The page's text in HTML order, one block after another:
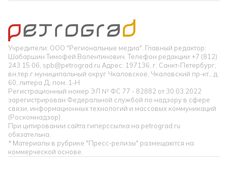
Учредители: ООО "Региональные медиа". Главный редактор:
Шабаршин Тимофей Валентинович. Телефон редакции +7 (812)
243 15 06, spb@petrograd.ru Адрес: 197136, г. Санкт-Петербург,
вн.тер.г.муниципальный округ Чкаловское, Чкаловский пр-кт., д.
60, литера Д, пом. 1-Н
Регистрационный номер ЭЛ № ФС 77 - 82882 от 30.03.2022
зарегистрирован Федеральной службой по надзору в сфере
связи, информационных технологий и массовых коммуникаций
(Роскомнадзор).
При цитировании сайта гиперссылка на petrograd.ru
обязательна.
* Материалы в рубрике "Пресс-релизы" размещаются на
коммерческой основе.